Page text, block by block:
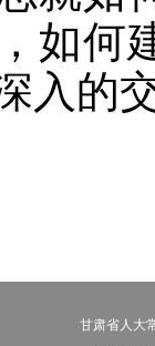
如何
入的
甘肃省人大